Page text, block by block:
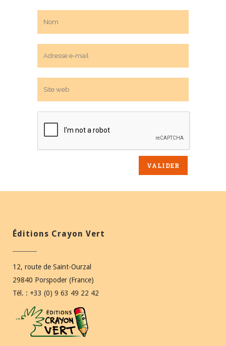
Éditions Crayon Vert
12, route de Saint-Ourzal
29840 Porspoder (France)
Tél. : +33 (0) 9 63 49 22 42